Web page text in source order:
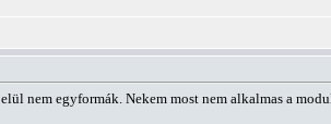
nem egyformák. Nekem most nem alkalmas a